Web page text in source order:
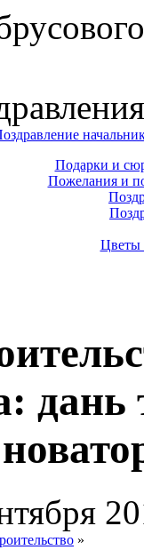
Подарки и
Пожелания и
Цветы
дань
»